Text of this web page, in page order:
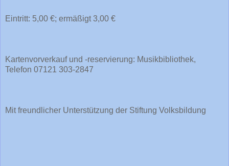
Eintritt: 5,00 €; ermäßigt 3,00 €
Kartenvorverkauf und -reservierung: Musikbibliothek,
Telefon 07121 303-2847
Mit freundlicher Unterstützung der Stiftung Volksbildung